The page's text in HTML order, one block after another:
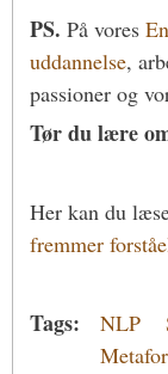
PS. På vores
uddannelse,
passioner og
Tør du lære
Her kan du
fremmer
Tags: NLP